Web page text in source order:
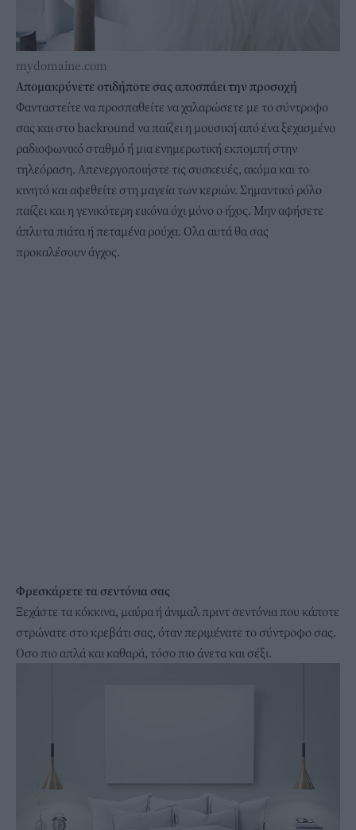
mydomaine.com
Απομακρύνετε οτιδήποτε σας αποσπάει την προσοχή
Φανταστείτε να προσπαθείτε να χαλαρώσετε με το σύντροφο
σας και στο backround να παίζει η μουσική από ένα ξεχασμένο
ραδιοφωνικό σταθμό ή μια ενημερωτική εκπομπή στην
τηλεόραση. Απενεργοποιήστε τις συσκευές, ακόμα και το
κινητό και αφεθείτε στη μαγεία των κεριών. Σημαντικό ρόλο
παίζει και η γενικότερη εικόνα όχι μόνο ο ήχος. Μην αφήσετε
άπλυτα πιάτα ή πεταμένα ρούχα. Ολα αυτά θα σας
προκαλέσουν άγχος.
Φρεσκάρετε τα σεντόνια σας
Ξεχάστε τα κόκκινα, μαύρα ή άνιμαλ πριντ σεντόνια που κάποτε
στρώνατε στο κρεβάτι σας, όταν περιμένατε το σύντροφο σας.
Οσο πιο απλά και καθαρά, τόσο πιο άνετα και σέξι.